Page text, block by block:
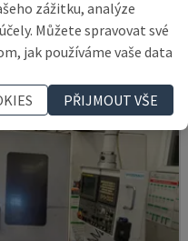
zážitku, analýze
Můžete spravovat své
jak používáme vaše data
PŘIJMOUT VŠE